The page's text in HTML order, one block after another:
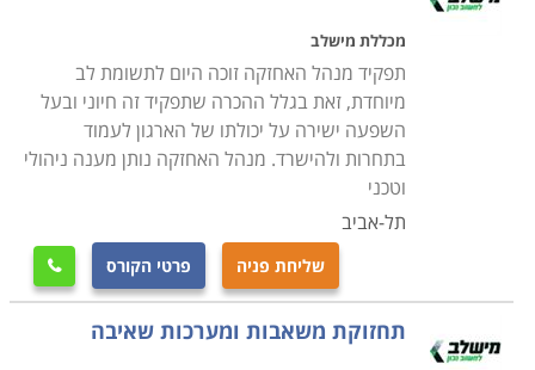
ומקצועות, תוך שימוש בשיטות עבודה מגוונות. לכן, קורס
ניהול אחזקה מקנה ידע בסיסי במגוון תחומים כדוגמת
אינסטלציה, נגרות, מסגרות, מנעולנות, חשמל וכדומה.
במסגרת הקורס למעשה תלמדו כיצד להעניק אחזקה
שוטפת בתחומים אלו וכן באילו אנשי מקצוע יש להסתייע
במקרה הצורך.חשוב לזכור כי עולם האחזקה הוא מגוון מאוד
ודורש ידע נרחב בתחומים רבים. הקורס יקנה לכם את
היכולת לשמור על רמת תחזוקה גבוהה במוסד או ארגון וכן
את הכישורים להתמודד מול האתגרים הטכניים של צוות
מכללת מישלב
תפקיד מנהל האחזקה זוכה היום לתשומת לב
מיוחדת, זאת בגלל ההכרה שתפקיד זה חיוני ובעל
השפעה ישירה על יכולתו של הארגון לעמוד
בתחרות ולהישרד. מנהל האחזקה נותן מענה ניהולי
וטכני
תל-אביב
שליחת פניה פרטי הקורס 
תחזוקת משאבות ומערכות שאיבה